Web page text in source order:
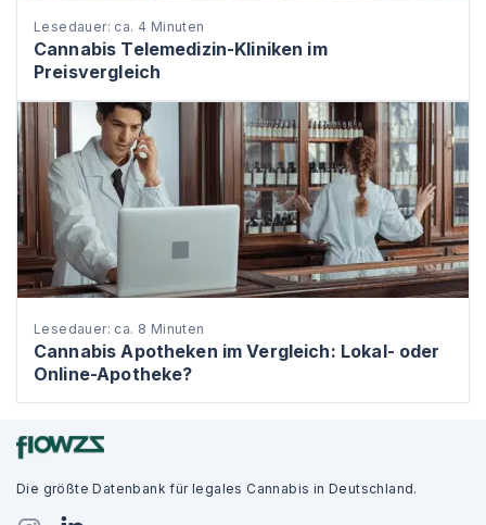
Lesedauer: ca. 4 Minuten
Cannabis Telemedizin-Kliniken im
Preisvergleich
Lesedauer: ca. 8 Minuten
Cannabis Apotheken im Vergleich: Lokal- oder
Online-Apotheke?
Die größte Datenbank für legales Cannabis in Deutschland.